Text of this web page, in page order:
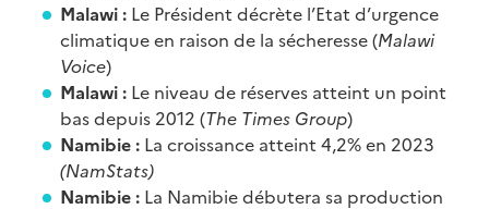
Malawi : Le Président décrète l’Etat d’urgence
climatique en raison de la sécheresse (Malawi
Voice)
Malawi : Le niveau de réserves atteint un point
bas depuis 2012 (The Times Group)
Namibie : La croissance atteint 4,2% en 2023
(NamStats)
Namibie : La Namibie débutera sa production